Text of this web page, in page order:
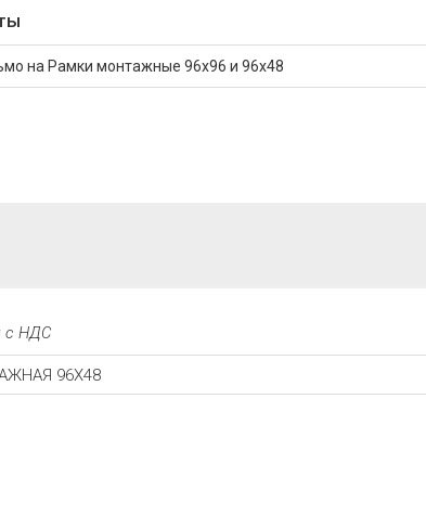
на Рамки монтажные 96х96 и 96х48
с НДС
96Х48